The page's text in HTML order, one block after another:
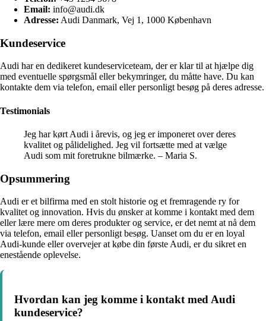
Email: info@audi.dk
Adresse: Audi Danmark, Vej 1, 1000 København
Kundeservice
Audi har en dedikeret kundeserviceteam, der er klar til at hjælpe dig
med eventuelle spørgsmål eller bekymringer, du måtte have. Du kan
kontakte dem via telefon, email eller personligt besøg på deres adresse.
Testimonials
Jeg har kørt Audi i årevis, og jeg er imponeret over deres
kvalitet og pålidelighed. Jeg vil fortsætte med at vælge
Audi som mit foretrukne bilmærke. – Maria S.
Opsummering
Audi er et bilfirma med en stolt historie og et fremragende ry for
kvalitet og innovation. Hvis du ønsker at komme i kontakt med dem
eller lære mere om deres produkter og service, er det nemt at nå dem
via telefon, email eller personligt besøg. Uanset om du er en loyal
Audi-kunde eller overvejer at købe din første Audi, er du sikret en
enestående oplevelse.
Hvordan kan jeg komme i kontakt med Audi
kundeservice?